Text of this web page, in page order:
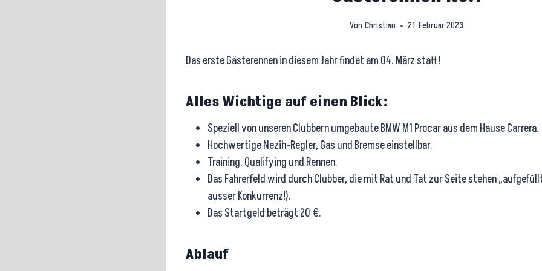
Von Christian 21. Februar 2023
Das erste Gästerennen in diesem Jahr findet am 04. März statt!
Alles Wichtige auf einen Blick:
Speziell von unseren Clubbern umgebaute BMW M1 Procar aus dem Hause Carrera.
Hochwertige Nezih-Regler, Gas und Bremse einstellbar.
Training, Qualifying und Rennen.
Das Fahrerfeld wird durch Clubber, die mit Rat und Tat zur Seite stehen
ausser Konkurrenz!).
Das Startgeld beträgt 20 €.
Ablauf